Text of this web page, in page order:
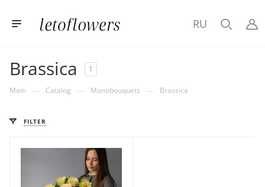
RU
Brassica 1
Main — Catalog — Monobouquets — Brassica
FILTER